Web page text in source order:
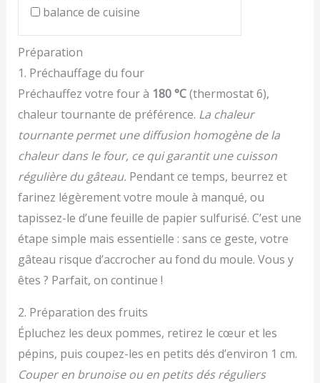
balance de cuisine
Préparation
1. Préchauffage du four
Préchauffez votre four à 180 °C(thermostat 6),
chaleur tournante de préférence. La chaleur
tournante permet une diffusion homogène de la
chaleur dans le four, ce qui garantit une cuisson
régulière du gâteau. Pendant ce temps, beurrez et
farinez légèrement votre moule à manqué, ou
tapissez-le d’une feuille de papier sulfurisé. C’est une
étape simple mais essentielle : sans ce geste, votre
gâteau risque d’accrocher au fond du moule. Vous y
êtes ? Parfait, on continue !
2. Préparation des fruits
Épluchez les deux pommes, retirez le cœur et les
pépins, puis coupez-les en petits dés d’environ 1 cm.
Couper en brunoise ou en petits dés réguliers